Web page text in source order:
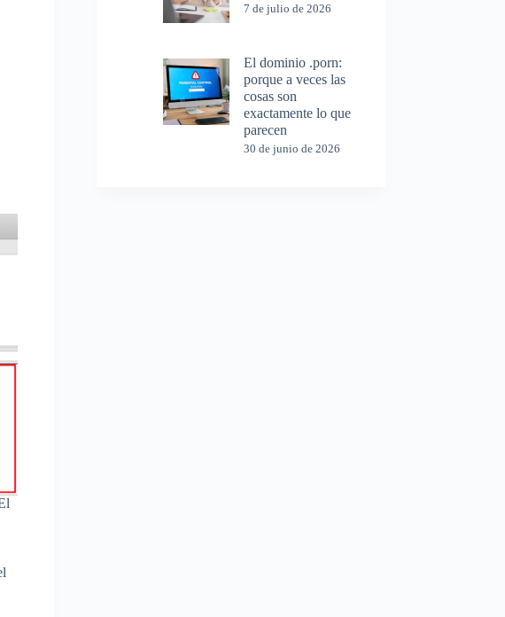
7 de julio de 2026
El dominio .porn:
porque a veces las
cosas son
exactamente lo que
parecen
30 de junio de 2026